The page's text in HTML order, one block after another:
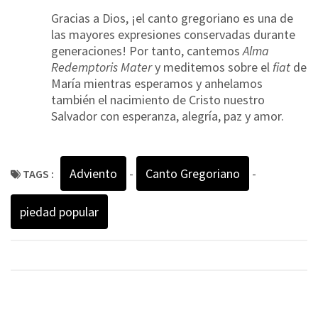
Gracias a Dios, ¡el canto gregoriano es una de
las mayores expresiones conservadas durante
generaciones! Por tanto, cantemosAlma
Redemptoris Matery meditemos sobre el fiatde
María mientras esperamos y anhelamos
también el nacimiento de Cristo nuestro
Salvador con esperanza, alegría, paz y amor.
TAGS : Adviento - Canto Gregoriano -
piedad popular